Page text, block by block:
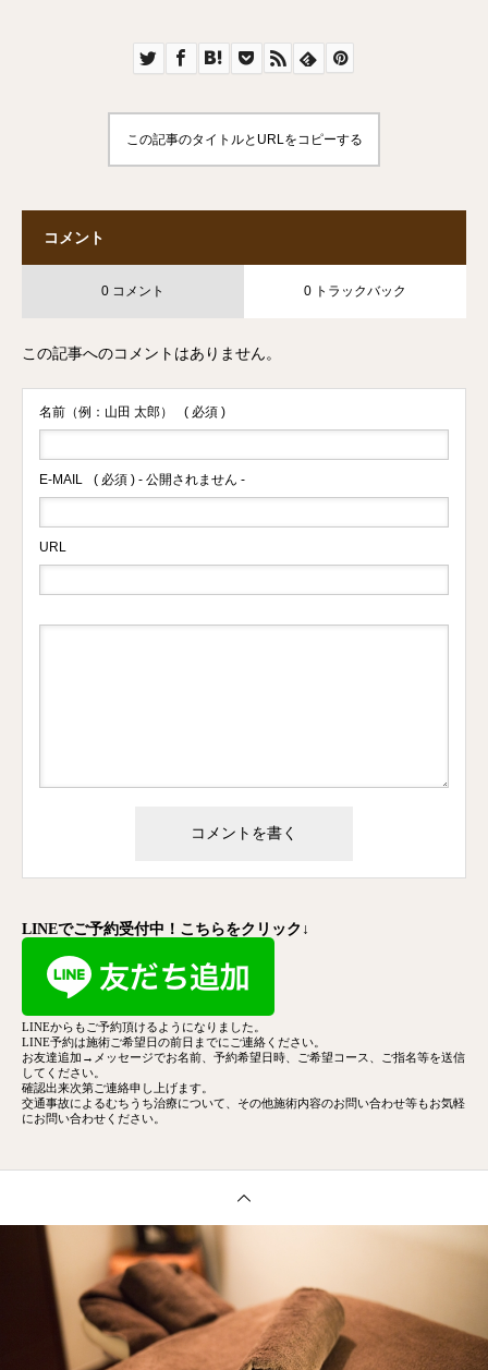
この記事のタイトルとURLをコピーする
コメント
0 コメント 0 トラックバック
この記事へのコメントはありません。
名前（例：山田 太郎） ( 必須 )
E-MAIL ( 必須 ) - 公開されません -
URL
LINEでご予約受付中！こちらをクリック↓
LINEからもご予約頂けるようになりました。
LINE予約は施術ご希望日の前日までにご連絡ください。
お友達追加→メッセージでお名前、予約希望日時、ご希望コース、
ご指名等を送信
してください。
確認出来次第ご連絡申し上げます。
交通事故によるむちうち治療について、その他施術内容のお問い合わせ等もお気軽
にお問い合わせください。